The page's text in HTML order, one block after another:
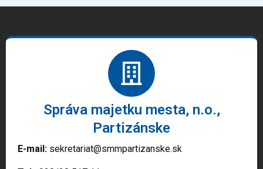
Správa majetku mesta, n.o.,
Partizánske
E-mail: sekretariat@smmpartizanske.sk